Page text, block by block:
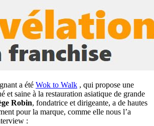
a été Wok to Walk , qui propose une
et saine à la restauration asiatique de grande
Robin, fondatrice et dirigeante, a de hautes
pour la marque, comme elle nous l’a
: